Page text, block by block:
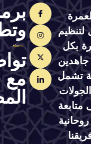
برمجة
وتطوير
تواصل
مع
المصمم